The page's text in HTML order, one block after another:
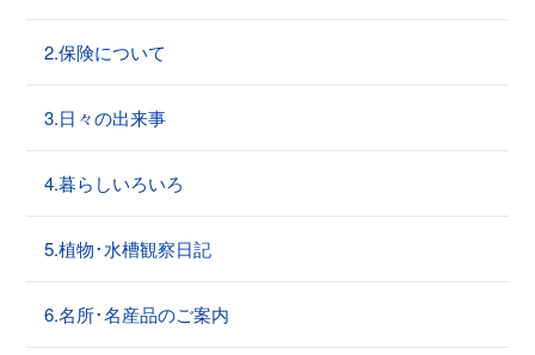
2.保険について
3.日々の出来事
4.暮らしいろいろ
5.植物･水槽観察日記
6.名所･名産品のご案内